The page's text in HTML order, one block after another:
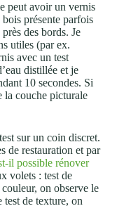
peut avoir un vernis
présente parfois
des bords. Je
utiles (par ex.
avec un test
distillée et je
10 secondes. Si
la couche picturale
sur un coin discret.
de restauration et par
possible rénover
volets : test de
on observe le
test de texture, on